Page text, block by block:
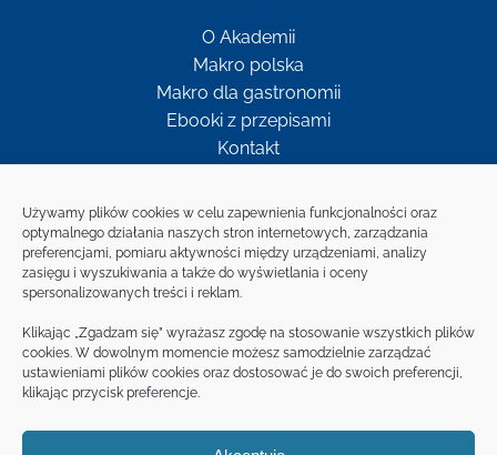
Używamy plików cookies w celu zapewnienia funkcjonalności oraz
optymalnego działania naszych stron internetowych, zarządzania
preferencjami, pomiaru aktywności między urządzeniami, analizy
zasięgu i wyszukiwania a także do wyświetlania i oceny
spersonalizowanych treści i reklam.
Klikając „Zgadzam się” wyrażasz zgodę na stosowanie wszystkich plików
cookies. W dowolnym momencie możesz samodzielnie zarządzać
ustawieniami plików cookies oraz dostosować je do swoich preferencji,
klikając przycisk preferencje.
O Akademii
Makro polska
Makro dla gastronomii
Ebooki z przepisami
Kontakt
Newsletter
Bądź w kontakcie z MAKRO
NEWSLETTER